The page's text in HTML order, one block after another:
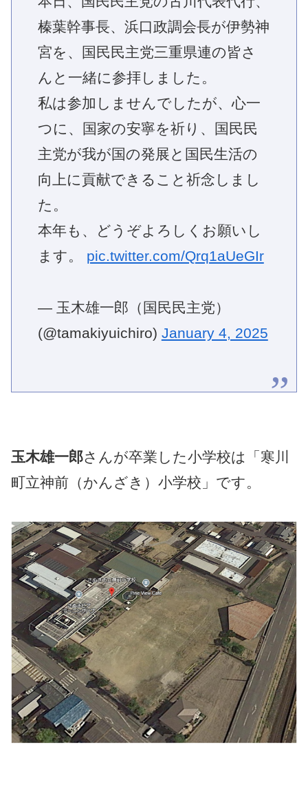
榛葉幹事長、浜口政調会長が伊勢神
宮を、国民民主党三重県連の皆さ
んと一緒に参拝しました。
私は参加しませんでしたが、心一
つに、国家の安寧を祈り、国民民
主党が我が国の発展と国民生活の
向上に貢献できること祈念しまし
た。
本年も、どうぞよろしくお願いし
ます。 pic.twitter.com/Qrq1aUeGIr
— 玉木雄一郎（国民民主党）
(@tamakiyuichiro) January 4, 2025
玉木雄一郎さんが卒業した小学校は「寒川
町立神前（かんざき）小学校」です。